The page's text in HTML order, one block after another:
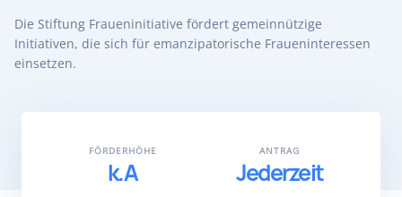
Die Stiftung Fraueninitiative fördert gemeinnützige
Initiativen, die sich für emanzipatorische Fraueninteressen
einsetzen.
FÖRDERHÖHE
k.A
ANTRAG
Jederzeit